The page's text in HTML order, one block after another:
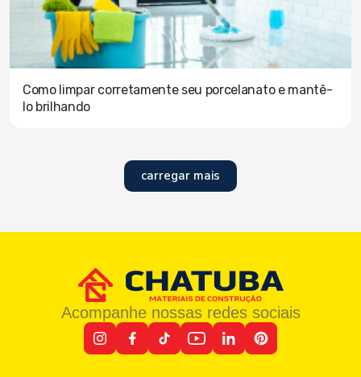
Como limpar corretamente seu porcelanato e mantê-
lo brilhando
carregar mais
Acompanhe nossas redes sociais